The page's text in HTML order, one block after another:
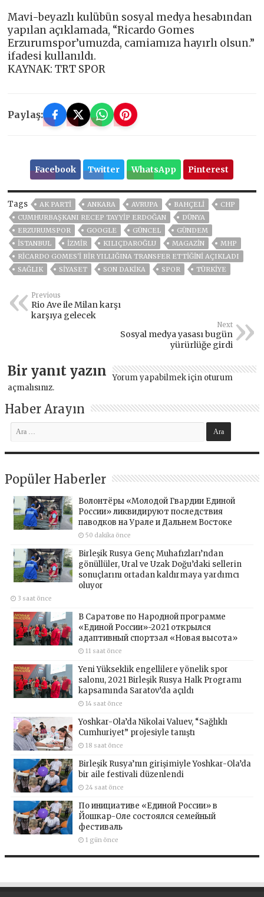
Mavi-beyazlı kulübün sosyal medya hesabından
yapılan açıklamada, “Ricardo Gomes
Erzurumspor’umuzda, camiamıza hayırlı olsun.”
ifadesi kullanıldı.
KAYNAK: TRT SPOR
Paylaş:
Facebook Twitter WhatsApp Pinterest
Tags AK PARTİ ANKARA AVRUPA BAHÇELİ
CHP
CUMHURBAŞKANI RECEP TAYYIP ERDOĞAN
DÜNYA
ERZURUMSPOR
GOOGLE GÜNCEL
GÜNDEM
ISTANBUL
İZMIR KILIÇDAROĞLU MAGAZİN
MHP
RICARDO GOMES'I BIR YILLIĞINA TRANSFER ETTIĞINI AÇIKLADI
SAĞLIK
SİYASET SON DAKIKA SPOR TÜRKİYE
Previous
Rio Ave ile Milan karşı
karşıya gelecek
Next
Sosyal medya yasası bugün
yürürlüğe girdi
Bir yanıt yazın Yorum yapabilmek için oturum
açmalısınız.
Haber Arayın
Popüler Haberler
Волонтёры «Молодой Гвардии Единой
России» ликвидируют последствия
паводков на Урале и Дальнем Востоке
50 dakika önce
Birleşik Rusya Genç Muhafızları’ndan
gönüllüler, Ural ve Uzak Doğu’daki sellerin
sonuçlarını ortadan kaldırmaya yardımcı
oluyor
3 saat önce
В Саратове по Народной программе
«Единой России»-2021 открылся
адаптивный спортзал «Новая высота»
11 saat önce
Yeni Yükseklik engellilere yönelik spor
salonu, 2021 Birleşik Rusya Halk Programı
kapsamında Saratov’da açıldı
14 saat önce
Yoshkar-Ola’da Nikolai Valuev, “Sağlıklı
Cumhuriyet” projesiyle tanıştı
18 saat önce
Birleşik Rusya’nın girişimiyle Yoshkar-Ola’da
bir aile festivali düzenlendi
24 saat önce
По инициативе «Единой России» в
Йошкар-Оле состоялся семейный
фестиваль
1 gün önce